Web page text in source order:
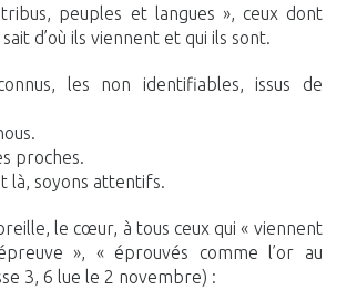
peuples et langues », ceux dont
d’où ils viennent et qui ils sont.
les non identifiables, issus de
proches.
là, soyons attentifs.
le cœur, à tous ceux qui « viennent
», « éprouvés comme l’or au
3, 6 lue le 2 novembre) :